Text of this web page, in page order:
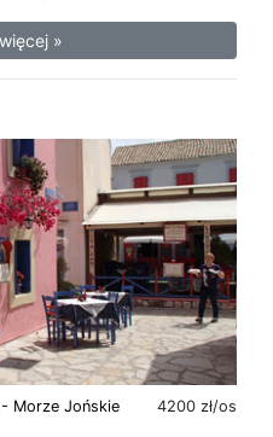
»
4200 zł/os
Morze Jońskie